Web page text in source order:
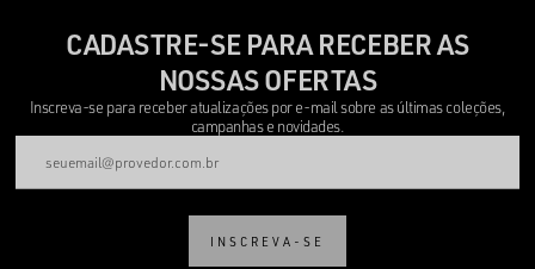
CADASTRE-SE PARA RECEBER AS
NOSSAS OFERTAS
Inscreva-se para receber atualizações por e-mail sobre as últimas coleções,
campanhas e novidades.
INSCREVA-SE